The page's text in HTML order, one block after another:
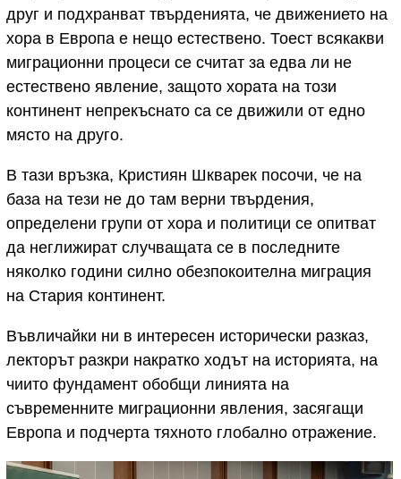
друг и подхранват твърденията, че движението на
хора в Европа е нещо естествено. Тоест всякакви
миграционни процеси се считат за едва ли не
естествено явление, защото хората на този
континент непрекъснато са се движили от едно
място на друго.
В тази връзка, Кристиян Шкварек посочи, че на
база на тези не до там верни твърдения,
определени групи от хора и политици се опитват
да неглижират случващата се в последните
няколко години силно обезпокоителна миграция
на Стария континент.
Въвличайки ни в интересен исторически разказ,
лекторът разкри накратко ходът на историята, на
чиито фундамент обобщи линията на
съвременните миграционни явления, засягащи
Европа и подчерта тяхното глобално отражение.